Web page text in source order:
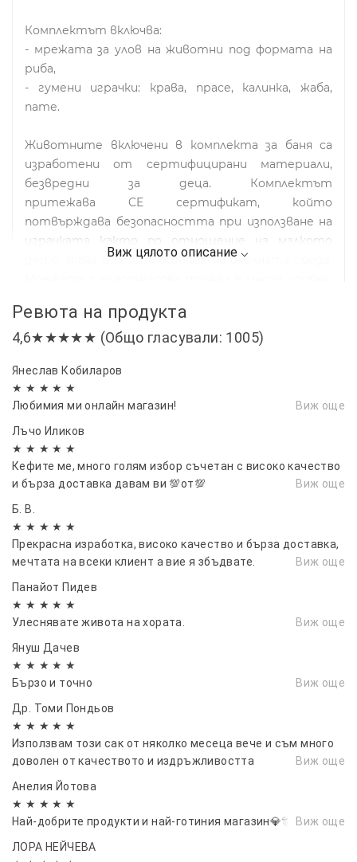
Комплектът включва:
- мрежата за улов на животни под формата на
риба,
- гумени играчки: крава, прасе, калинка, жаба,
пате.
Животните включени в комплекта за баня са
изработени от сертифицирани материали,
безвредни за деца. Комплектът
притежава CE сертификат, който
потвърждава безопасността при използване на
играчката както по отношение на малкото
дете, така и по отношение на околната среда.
дете. Животните са направени от издръжлива,
дебела гума. Всички елементи имат малки дупки
играчката по забавен начин, което със
сигурност ще забавлява детето.
размер комплект:
- мрежа: 24,5 см x 13 см x 2 см,
- над: 8см х 6см х 6см..
Ревюта на продукта
4,6★★★★★ (Общо гласували: 1005)
Янеслав Кобиларов
★ ★ ★ ★ ★
Любимия ми онлайн магазин!
Виж още
Лъчо Иликов
★ ★ ★ ★ ★
Кефите ме, много голям избор съчетан с високо качество
и бърза доставка давам ви 💯от💯
Виж още
Б. В.
★ ★ ★ ★ ★
Прекрасна изработка, високо качество и бърза доставка,
мечтата на всеки клиент а вие я збъдвате.
Виж още
Панайот Пидев
★ ★ ★ ★ ★
Улеснявате живота на хората.
Виж още
Януш Дачев
★ ★ ★ ★ ★
Бързо и точно
Виж още
Др. Томи Пондьов
★ ★ ★ ★ ★
Използвам този сак от няколко месеца вече и съм много
доволен от качеството и издръжливостта
Виж още
Анелия Йотова
★ ★ ★ ★ ★
Най-добрите продукти и най-готиния магазин💎🎊👌👌Виж още
ЛОРА НЕЙЧЕВА